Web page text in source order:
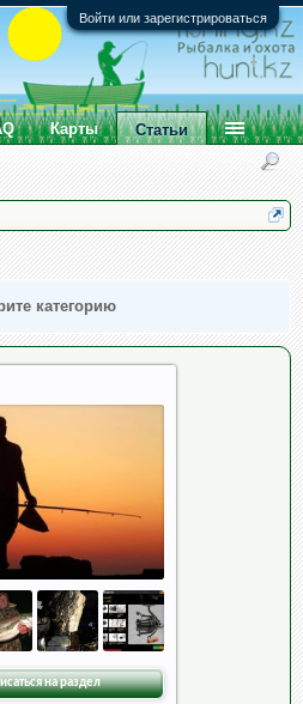
Войти или зарегистрироваться
категорию
на раздел
Карты Статьи